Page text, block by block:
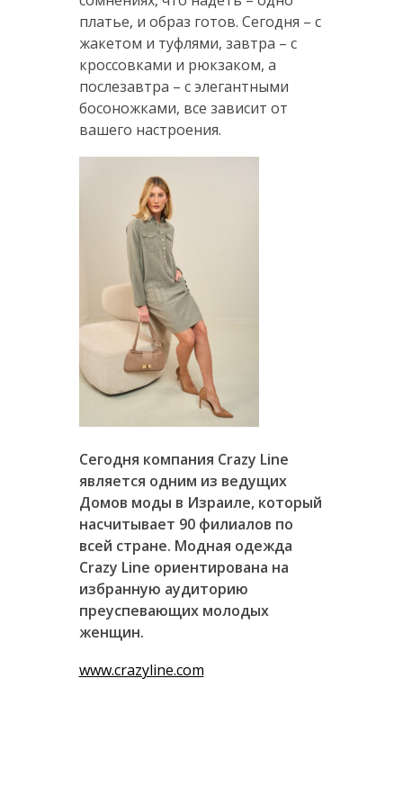
платье, и образ готов. Сегодня – с
жакетом и туфлями, завтра – с
кроссовками и рюкзаком, а
послезавтра – с элегантными
босоножками, все зависит от
вашего настроения.
Сегодня компания Crazy Line
является одним из ведущих
Домов моды в Израиле, который
насчитывает 90 филиалов по
всей стране. Модная одежда
Crazy Line ориентирована на
избранную аудиторию
преуспевающих молодых
женщин.
www.crazyline.com